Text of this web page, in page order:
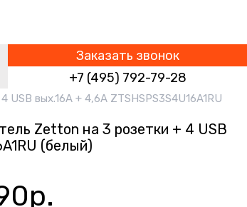
Заказать звонок
+7 (495) 792-79-28
вых.16А + 4,6А ZTSHSPS3S4U16A1RU
Zetton на 3 розетки + 4 USB
(белый)